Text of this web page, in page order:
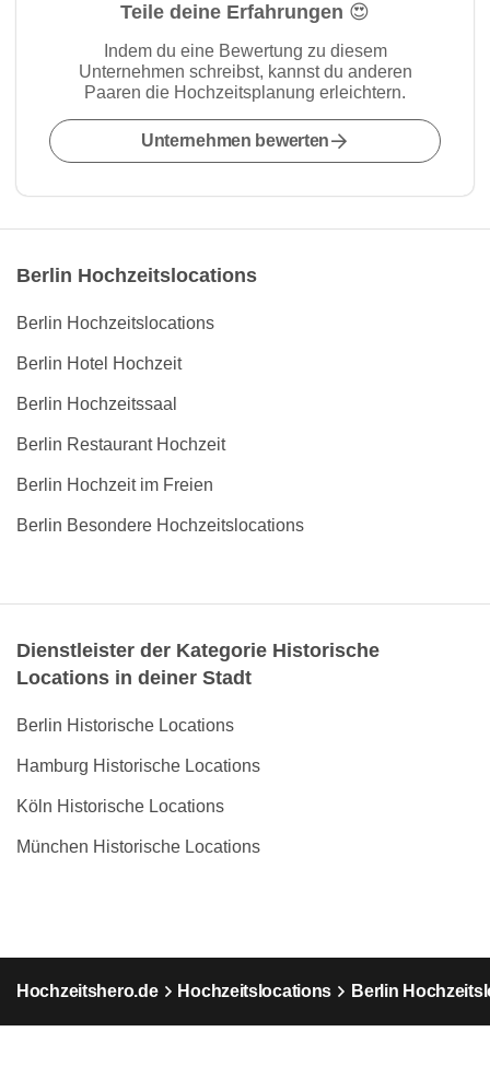
Teile deine Erfahrungen 😍
Indem du eine Bewertung zu diesem
Unternehmen schreibst, kannst du anderen
Paaren die Hochzeitsplanung erleichtern.
Unternehmen bewerten
Berlin Hochzeitslocations
Berlin Hochzeitslocations
Berlin Hotel Hochzeit
Berlin Hochzeitssaal
Berlin Restaurant Hochzeit
Berlin Hochzeit im Freien
Berlin Besondere Hochzeitslocations
Dienstleister der Kategorie Historische
Locations in deiner Stadt
Berlin Historische Locations
Hamburg Historische Locations
Köln Historische Locations
München Historische Locations
Hochzeitshero.de Hochzeitslocations Berlin